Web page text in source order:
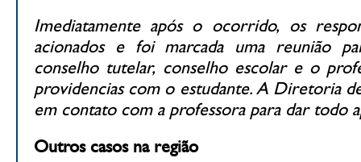
Imediatamente após o ocorrido, os
acionados e foi marcada uma reunião
conselho tutelar, conselho escolar e o
providencias com o estudante. A Diretoria
em contato com a professora para dar todo
Outros casos na região